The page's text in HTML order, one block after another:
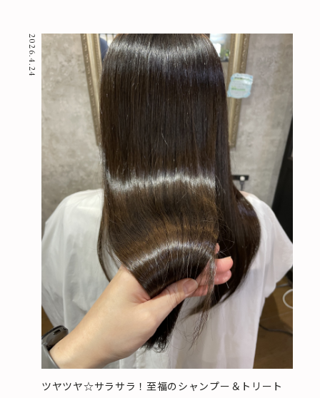
2026.4.24
ツヤツヤ☆サラサラ！至福のシャンプー＆トリート